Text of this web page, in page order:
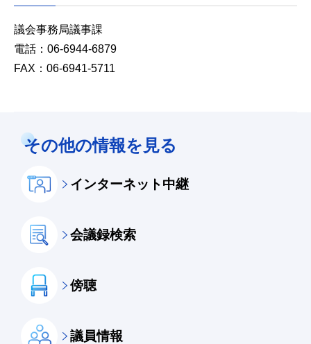
議会事務局議事課
電話：06-6944-6879
FAX：06-6941-5711
その他の情報を見る
インターネット中継
会議録検索
傍聴
議員情報